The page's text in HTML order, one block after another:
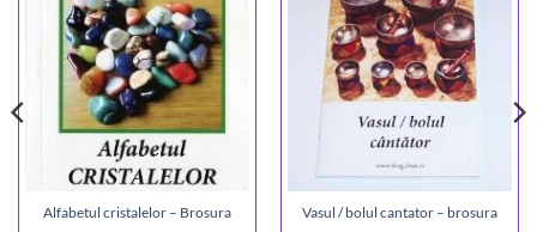
Alfabetul cristalelor – Brosura Vasul / bolul cantator – brosura